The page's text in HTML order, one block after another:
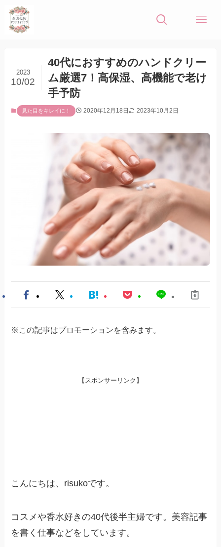
40代におすすめのハンドクリー
ム厳選7！高保湿、高機能で老け
手予防
2023
10/02
見た目をキレイに！ 2020年12月18日 2023年10月2日
※この記事はプロモーションを含みます。
【スポンサーリンク】
こんにちは、risukoです。
コスメや香水好きの40代後半主婦です。美容記事
を書く仕事などをしています。